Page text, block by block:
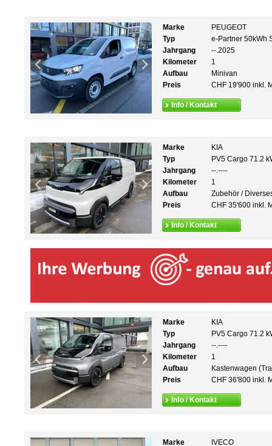
Marke
PEUGEOT
Typ
e-Partner 50kWh
Jahrgang
--.2025
Kilometer
1
Aufbau
Minivan
Preis
CHF 19'900 inkl.
Info / Kontakt
Marke
KIA
Typ
PV5 Cargo 71.2
Jahrgang
--.----
Kilometer
1
Aufbau
Zubehör /
Preis
CHF 35'600 inkl.
Info / Kontakt
Marke
KIA
Typ
PV5 Cargo 71.2
Jahrgang
--.----
Kilometer
1
Aufbau
Kastenwagen
Preis
CHF 36'800 inkl.
Info / Kontakt
Marke IVECO